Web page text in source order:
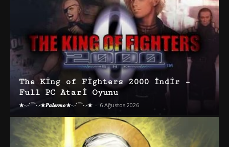
The King of Fighters 2000 İndir –
Full PC Atari Oyunu
★·.·´¯`·.·★𝑷𝒂𝒍𝒆𝒓𝒎𝒐★·.·´¯`·.·★ - 6 Ağustos 2026